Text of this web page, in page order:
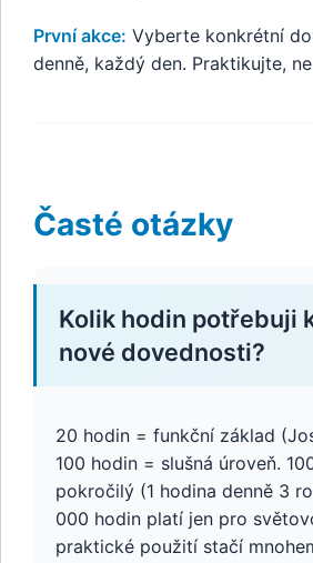
První akce: Vyberte konkrétní
denně, každý den. Praktikujte,
Časté otázky
Kolik hodin potřebuji
nové dovednosti?
20 hodin = funkční základ
100 hodin = slušná úroveň.
pokročilý (1 hodina denně 3
000 hodin platí jen pro
praktické použití stačí